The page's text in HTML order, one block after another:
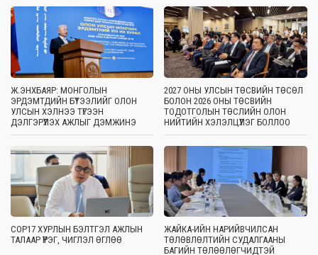
Ж.ЭНХБАЯР: МОНГОЛЫН
ЭРДЭМТДИЙН БҮТЭЭЛИЙГ ОЛОН
УЛСЫН ХЭЛНЭЭ ТҮГЭЭН
ДЭЛГЭРҮҮЛЭХ АЖЛЫГ ДЭМЖИНЭ
2027 ОНЫ УЛСЫН ТӨСВИЙН ТӨСӨЛ
БОЛОН 2026 ОНЫ ТӨСВИЙН
ТОДОТГОЛЫН ТӨСЛИЙН ОЛОН
НИЙТИЙН ХЭЛЭЛЦҮҮЛЭГ БОЛЛОО
COP17 ХУРЛЫН БЭЛТГЭЛ АЖЛЫН
ТАЛААР ҮҮРЭГ, ЧИГЛЭЛ ӨГЛӨӨ
ЖАЙКА-ИЙН НАРИЙВЧИЛСАН
ТӨЛӨВЛӨЛТИЙН СУДАЛГААНЫ
БАГИЙН ТӨЛӨӨЛӨГЧИДТЭЙ